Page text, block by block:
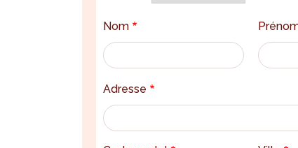
Nom
Adresse